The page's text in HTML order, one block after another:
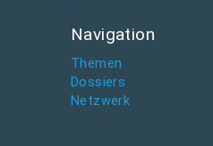
Navigation
Themen
Dossiers
Netzwerk